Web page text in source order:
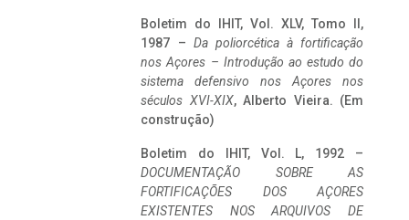
Boletim do IHIT, Vol. XLV, Tomo II,
1987 – Da poliorcética à fortificação
nos Açores – Introdução ao estudo do
sistema defensivo nos Açores nos
séculos XVI-XIX, Alberto Vieira. (Em
construção)
Boletim do IHIT, Vol. L, 1992 –
DOCUMENTAÇÃO SOBRE AS
FORTIFICAÇÕES DOS AÇORES
EXISTENTES NOS ARQUIVOS DE